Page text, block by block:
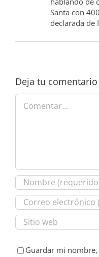
Santa con
declarada de
Deja tu comentario
Comentar
Guardar mi